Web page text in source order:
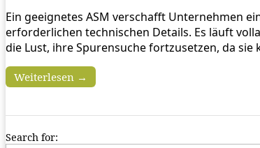
Ein geeignetes ASM verschafft Unternehmen
erforderlichen technischen Details. Es läuft
die Lust, ihre Spurensuche fortzusetzen, da
Weiterlesen →
Search for: